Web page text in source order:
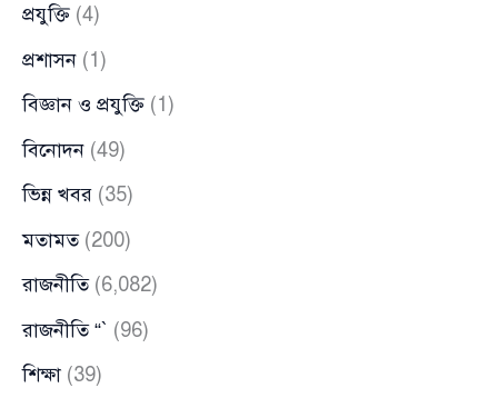
প্রযুক্তি (4)
প্রশাসন (1)
বিজ্ঞান ও প্রযুক্তি (1)
বিনোদন (49)
ভিন্ন খবর (35)
মতামত(200)
রাজনীতি(6,082)
রাজনীতি “` (96)
শিক্ষা (39)